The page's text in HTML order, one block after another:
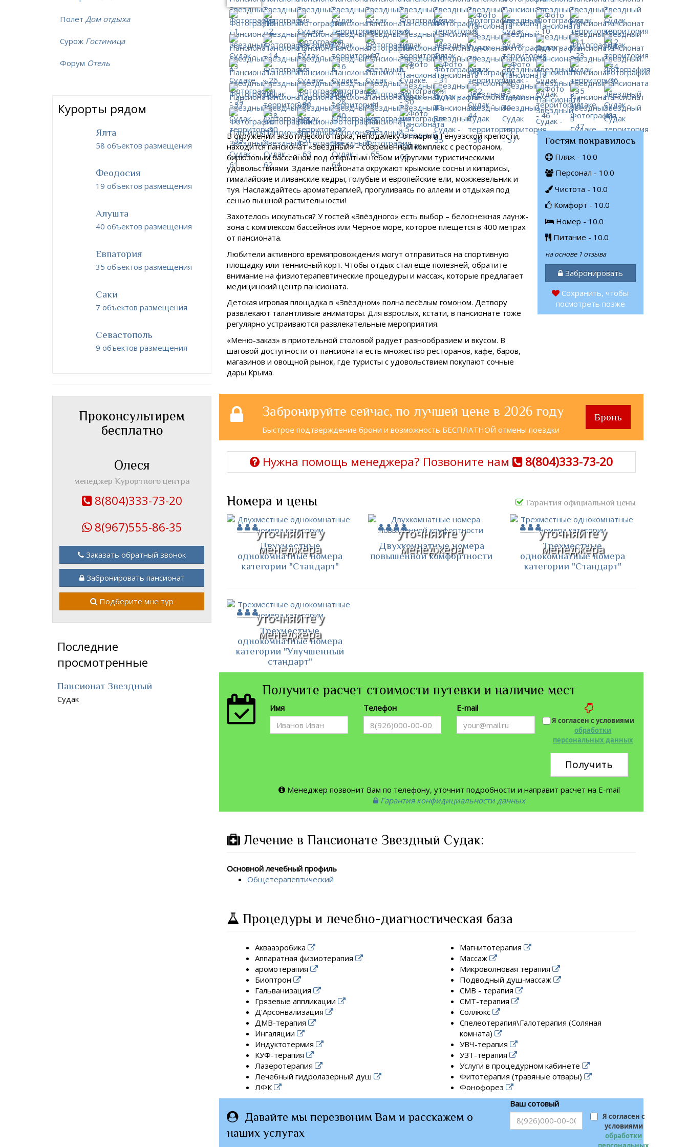
В окружении экзотического парка, неподалеку от моря и Генуэзской крепости,
находится пансионат «Звёздный» – современный комплекс с рестораном,
бирюзовым бассейном под открытым небом и другими туристическими
удовольствиями. Здание пансионата окружают крымские сосны и кипарисы,
гималайские и ливанские кедры, голубые и европейские ели, можжевельник и
туя. Наслаждайтесь ароматерапией, прогуливаясь по аллеям и отдыхая под
сенью пышной растительности!
Захотелось искупаться? У гостей «Звёздного» есть выбор – белоснежная лаунж-
зона с комплексом бассейнов или Чёрное море, которое плещется в 400 метрах
от пансионата.
Любители активного времяпровождения могут отправиться на спортивную
площадку или теннисный корт. Чтобы отдых стал ещё полезней, обратите
внимание на физиотерапевтические процедуры и массаж, которые предлагает
медицинский центр пансионата.
Детская игровая площадка в «Звёздном» полна весёлым гомоном. Детвору
развлекают талантливые аниматоры. Для взрослых, кстати, в пансионате тоже
регулярно устраиваются развлекательные мероприятия.
«Меню-заказ» в приотельной столовой радует разнообразием и вкусом. В
шаговой доступности от пансионата есть множество ресторанов, кафе, баров,
магазинов и овощной рынок, где туристы с удовольствием покупают сочные
дары Крыма.
Гостям понравилось
Пляж - 10.0
Персонал - 10.0
Чистота - 10.0
Комфорт - 10.0
Номер - 10.0
Питание - 10.0
на основе 1 отзыва
Забронировать
Сохранить, чтобы
посмотреть позже
Забронируйте сейчас, по лучшей цене в 2026 году
Быстрое подтверждение брони и возможность БЕСПЛАТНОЙ отмены поездки
Бронь
Нужна помощь менеджера? Позвоните нам 8(804)333-73-20
Номера и цены Гарантия официальной цены
уточняйте у
менеджера
Двухместные
однокомнатные номера
категории "Стандарт"
уточняйте у
менеджера
Двухкомнатные номера
повышенной комфортности
уточняйте у
менеджера
Трехместные
однокомнатные номера
категории "Стандарт"
уточняйте у
менеджера
Трехместные
однокомнатные номера
категории "Улучшенный
стандарт"
Получите расчет стоимости путевки и наличие мест
Имя Телефон E-mail
Я согласен с условиями
обработки
персональных данных
Получить
Менеджер позвонит Вам по телефону, уточнит подробности и направит расчет на E-mail
Гарантия конфидициальности данных
Лечение в Пансионате Звездный Судак:
Основной лечебный профиль
Общетерапевтический
Процедуры и лечебно-диагностическая база
Аквааэробика
Аппаратная физиотерапия
аромотерапия
Биоптрон
Гальванизация
Грязевые аппликации
Д'Арсонвализация
ДМВ-терапия
Ингаляции
Индуктотермия
КУФ-терапия
Лазеротерапия
Лечебный гидролазерный душ
ЛФК
Магнитотерапия
Массаж
Микроволновая терапия
Подводный душ-массаж
СМВ - терапия
СМТ-терапия
Соллюкс
Спелеотерапия\Галотерапия (Соляная
комната)
УВЧ-терапия
УЗТ-терапия
Услуги в процедурном кабинете
Фитотерапия (травяные отвары)
Фонофорез
Давайте мы перезвоним Вам и расскажем о
наших услугах
Ваш сотовый
Я согласен с
условиями
обработки
Полет Дом отдыха
Сурож Гостиница
Форум Отель
Курорты рядом
Ялта
58 объектов размещения
Феодосия
19 объектов размещения
Алушта
40 объектов размещения
Евпатория
35 объектов размещения
Саки
7 объектов размещения
Севастополь
9 объектов размещения
Проконсультирем
бесплатно
Олеся
менеджер Курортного центра
8(804)333-73-20
8(967)555-86-35
Заказать обратный звонок
Забронировать пансионат
Подберите мне тур
Последние
просмотренные
Пансионат Звездный
Судак